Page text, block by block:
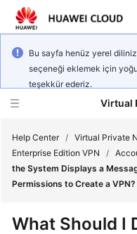
Bu sayfa henüz yerel
seçeneği eklemek için
teşekkür ederiz.
Virtual
What's
Service
Help Center / Virtual Private
Enterprise Edition VPN
/
the System Displays a
Permissions to Create a VPN?
What Should I